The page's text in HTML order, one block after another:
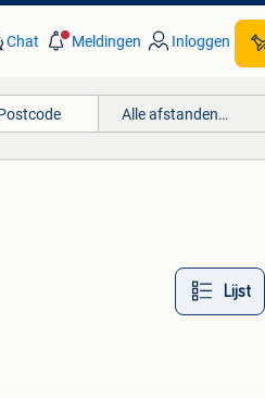
Chat Meldingen Inloggen
Alle afstanden…
Lijst